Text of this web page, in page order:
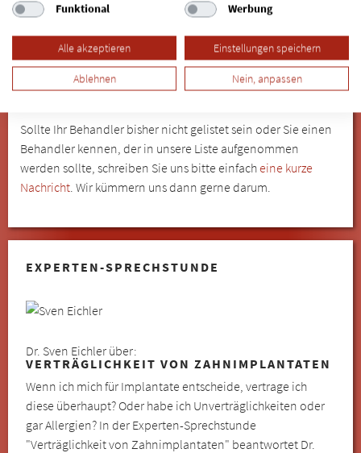
Mehr Informationen erhalten Siehier.
SIND SIE PATIENT/IN UND MÖCHTEN
IHREN BEHANDLER FÜR EINE LISTUNG
EMPFEHLEN?
Sollte Ihr Behandler bisher nicht gelistet sein oder Sie einen
Behandler kennen, der in unsere Liste aufgenommen
werden sollte, schreiben Sie uns bitte einfacheine kurze
Nachricht. Wir kümmern uns dann gerne darum.
EXPERTEN-SPRECHSTUNDE
Dr. Sven Eichler über:
VERTRÄGLICHKEIT VON ZAHNIMPLANTATEN
Wenn ich mich für Implantate entscheide, vertrage ich
diese überhaupt? Oder habe ich Unverträglichkeiten oder
gar Allergien? In der Experten-Sprechstunde
"Verträglichkeit von Zahnimplantaten" beantwortet Dr.
Funktional Werbung
Alle akzeptieren Einstellungen speichern
Ablehnen Nein, anpassen